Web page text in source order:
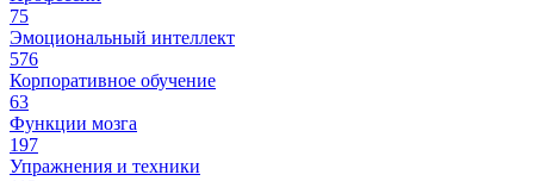
75
Эмоциональный интеллект
576
Корпоративное обучение
63
Функции мозга
197
Упражнения и техники